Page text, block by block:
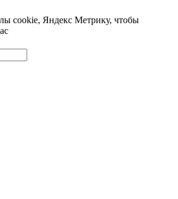
cookie, Яндекс Метрику, чтобы